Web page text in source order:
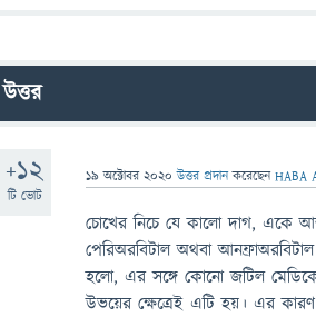
উত্তর
+12
টি ভোট
19 অক্টোবর 2020 উত্তর প্রদান করেছেনHABA
চোখের নিচে যে কালো দাগ, একে
পেরিঅরবিটাল অথবা
হলো, এর সঙ্গে কোনো জটিল
উভয়ের ক্ষেত্রেই এটি হয়। এর